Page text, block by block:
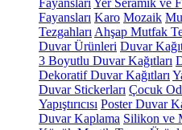
Fayansları Yer Seramik ve
Fayansları Karo Mozaik
Tezgahları Ahşap Mutfak
Duvar Ürünleri Duvar
3 Boyutlu Duvar Kağıtları
Dekoratif Duvar Kağıtları
Duvar Stickerları Çocuk
Yapıştırıcısı Poster Duvar
Duvar Kaplama Silikon ve